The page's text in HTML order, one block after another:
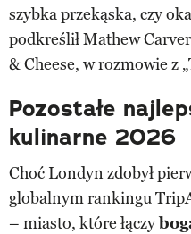
szybka przekąska, czy
podkreślił Mathew
& Cheese, w rozmowie z
Pozostałe
kulinarne 2026
Choć Londyn zdobył
globalnym rankingu
– miasto, które łączy